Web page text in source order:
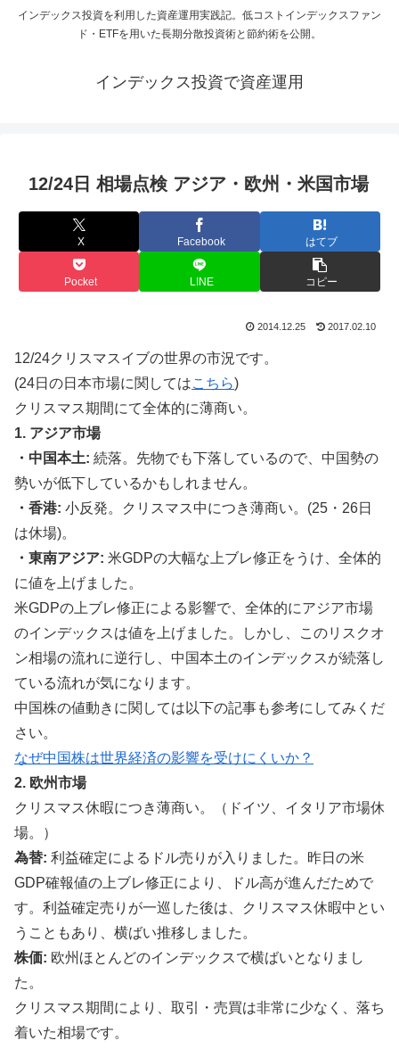
インデックス投資を利用した資産運用実践記。低コストインデックスファン
ド・ETFを用いた長期分散投資術と節約術を公開。
インデックス投資で資産運用
12/24日 相場点検 アジア・欧州・米国市場
X Facebook はてブ
Pocket LINE コピー
2014.12.25 2017.02.10
12/24クリスマスイブの世界の市況です。
(24日の日本市場に関してはこちら)
クリスマス期間にて全体的に薄商い。
1. アジア市場
・中国本土: 続落。先物でも下落しているので、中国勢の
勢いが低下しているかもしれません。
・香港: 小反発。クリスマス中につき薄商い。(25・26日
は休場)。
・東南アジア: 米GDPの大幅な上ブレ修正をうけ、全体的
に値を上げました。
米GDPの上ブレ修正による影響で、全体的にアジア市場
のインデックスは値を上げました。しかし、このリスクオ
ン相場の流れに逆行し、中国本土のインデックスが続落し
ている流れが気になります。
中国株の値動きに関しては以下の記事も参考にしてみくだ
さい。
なぜ中国株は世界経済の影響を受けにくいか？
2. 欧州市場
クリスマス休暇につき薄商い。（ドイツ、イタリア市場休
場。）
為替: 利益確定によるドル売りが入りました。昨日の米
GDP確報値の上ブレ修正により、ドル高が進んだためで
す。利益確定売りが一巡した後は、クリスマス休暇中とい
うこともあり、横ばい推移しました。
株価: 欧州ほとんどのインデックスで横ばいとなりまし
た。
クリスマス期間により、取引・売買は非常に少なく、落ち
着いた相場です。